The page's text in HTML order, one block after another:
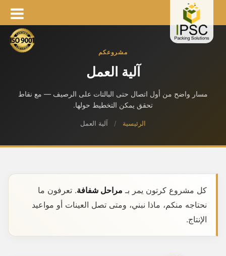
مشروعكم
آلية العمل
مسار واضح من أول اتصال حتى البالتات على الرصيف — مع نقاط
تحقق يمكن التخطيط حولها.
الرئيسية / آلية العمل
كل مشروع كرتون يمر بـ مراحل شفافة. تعرفون ما
نحتاجه منكم، ماذا نبني، ومتى تصل العينات أو مواعيد
الإنتاج.